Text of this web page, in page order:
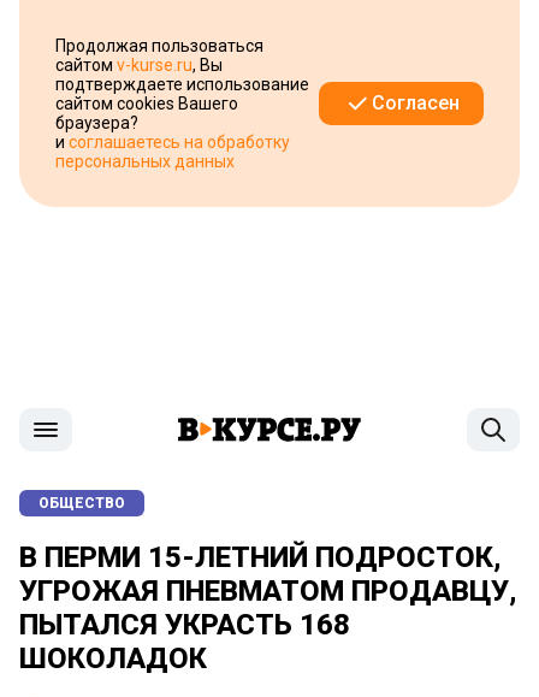
Продолжая пользоваться
сайтом v-kurse.ru, Вы
подтверждаете использование
сайтом cookies Вашего
браузера?
и соглашаетесь на обработку
персональных данных
Согласен
ОБЩЕСТВО
В ПЕРМИ 15-ЛЕТНИЙ ПОДРОСТОК,
УГРОЖАЯ ПНЕВМАТОМ ПРОДАВЦУ,
ПЫТАЛСЯ УКРАСТЬ 168
ШОКОЛАДОК